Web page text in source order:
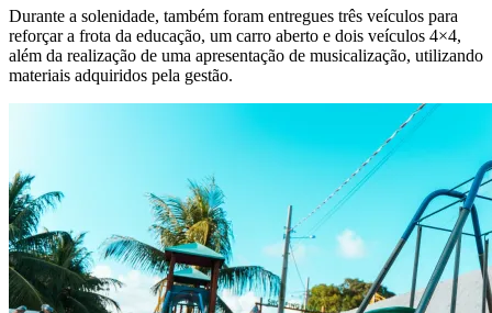
Durante a solenidade, também foram entregues três veículos para
reforçar a frota da educação, um carro aberto e dois veículos 4×4,
além da realização de uma apresentação de musicalização, utilizando
materiais adquiridos pela gestão.